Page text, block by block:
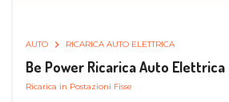
AUTO RICARICA AUTO ELETTRICA
Be Power Ricarica Auto Elettrica
Ricarica in Postazioni Fisse